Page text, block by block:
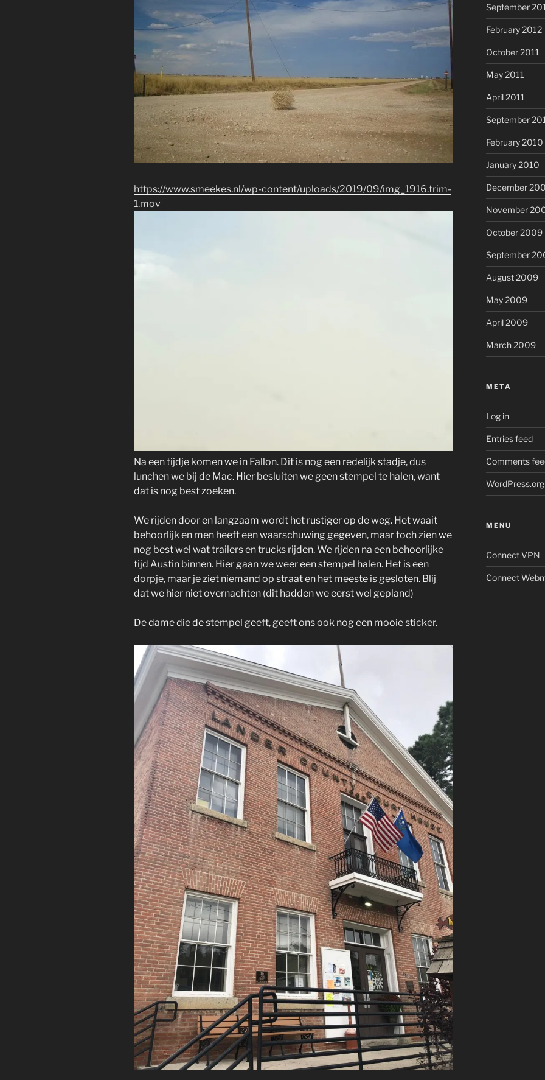
https://www.smeekes.nl/wp-content/uploads/2019/09/img_1916.trim-
1.mov
Na een tijdje komen we in Fallon. Dit is nog een redelijk stadje, dus
lunchen we bij de Mac. Hier besluiten we geen stempel te halen, want
dat is nog best zoeken.
We rijden door en langzaam wordt het rustiger op de weg. Het waait
behoorlijk en men heeft een waarschuwing gegeven, maar toch zien we
nog best wel wat trailers en trucks rijden. We rijden na een behoorlijke
tijd Austin binnen. Hier gaan we weer een stempel halen. Het is een
dorpje, maar je ziet niemand op straat en het meeste is gesloten. Blij
dat we hier niet overnachten (dit hadden we eerst wel gepland)
De dame die de stempel geeft, geeft ons ook nog een mooie sticker.
September
February 2012
October 2011
May 2011
April 2011
September
February 2010
January 2010
December
November
October 2009
September
August 2009
May 2009
April 2009
March 2009
META
Log in
Entries feed
Comments
WordPress.org
MENU
Connect VPN
Connect